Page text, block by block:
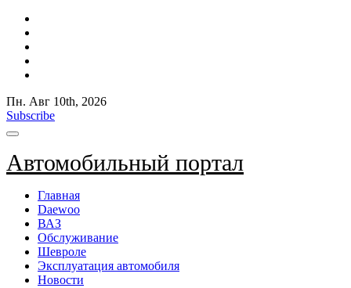
Пн. Авг 10th, 2026
Subscribe
Автомобильный портал
Главная
Daewoo
ВАЗ
Обслуживание
Шевроле
Эксплуатация автомобиля
Новости